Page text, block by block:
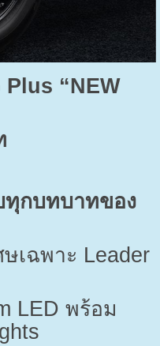
“NEW
ทุกบทบาทของ
เฉพาะ Leader
LED พร้อม